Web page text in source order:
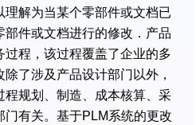
解为当某个零部件或文档已
件或文档进行的修改．产品
程，该过程覆盖了企业的多
了涉及产品设计部门以外，
规划、制造、成本核算、采
有关。基于PLM系统的更改